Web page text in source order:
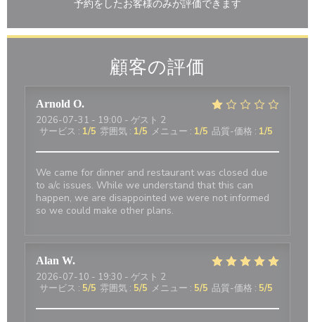
顧客の評価
Arnold O
2026-07-31 - 19:00 - ゲスト 2
サービス : 1/5 雰囲気 : 1/5 メニュー : 1/5 品質-価格 : 1/5
We came for dinner and restaurant was closed due
to a/c issues. While we understand that this can
happen, we are disappointed we were not informed
so we could make other plans.
Alan W
2026-07-10 - 19:30 - ゲスト 2
サービス : 5/5 雰囲気 : 5/5 メニュー : 5/5 品質-価格 : 5/5
予約をしたお客様のみが評価できます